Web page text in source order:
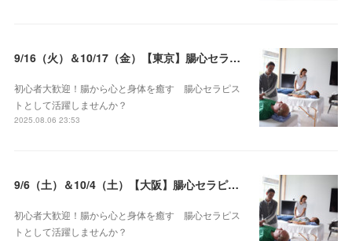
9/16（火）＆10/17（金）【東京】腸心セラピスト養成コース《２日間コース》開講決定
初心者大歓迎！腸から心と身体を癒す 腸心セラピス
トとして活躍しませんか？
2025.08.06 23:53
9/6（土）＆10/4（土）【大阪】腸心セラピスト養成コース《２日間コース》開講決定
初心者大歓迎！腸から心と身体を癒す 腸心セラピス
トとして活躍しませんか？